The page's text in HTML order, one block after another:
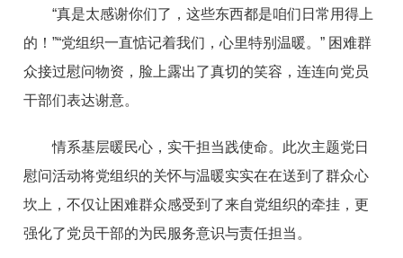
“真是太感谢你们了，这些东西都是咱们日常用得上
的！”“党组织一直惦记着我们，心里特别温暖。” 困难群
众接过慰问物资，脸上露出了真切的笑容，连连向党员
干部们表达谢意。
情系基层暖民心，实干担当践使命。此次主题党日
慰问活动将党组织的关怀与温暖实实在在送到了群众心
坎上，不仅让困难群众感受到了来自党组织的牵挂，更
强化了党员干部的为民服务意识与责任担当。